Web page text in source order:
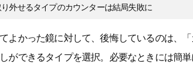
外せるタイプのカウンターは結局失敗に
よかった鏡に対して、後悔しているのは、
ができるタイプを選択。必要なときには簡